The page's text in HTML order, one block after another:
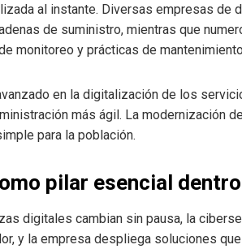
al instante. Diversas empresas de
de suministro, mientras que
monitoreo y prácticas de
en la digitalización de los
más ágil. La modernización
para la población.
pilar esencial
digitales cambian sin pausa, la
y la empresa despliega soluciones que